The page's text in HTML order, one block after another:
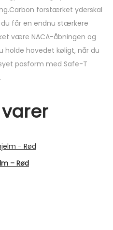
forstærket yderskal
får en endnu stærkere
være NACA-åbningen og
holde hovedet køligt, når du
pasform med Safe-T
– Rød